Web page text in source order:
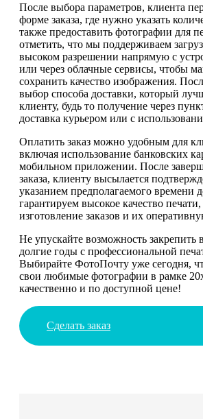
После выбора параметров, клиента
форме заказа, где нужно указать
также предоставить фотографии для
отметить, что мы поддерживаем
высоком разрешении напрямую с
или через облачные сервисы, чтобы
сохранить качество изображения.
выбор способа доставки, который
клиенту, будь то получение через
доставка курьером или с
Оплатить заказ можно удобным для
включая использование банковских
мобильном приложении. После
заказа, клиенту высылается
указанием предполагаемого времени
гарантируем высокое качество
изготовление заказов и их
Не упускайте возможность закрепить
долгие годы с профессиональной
Выбирайте ФотоПочту уже сегодня,
свои любимые фотографии в рамке
качественно и по доступной цене!
Сделать заказ